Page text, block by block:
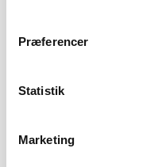
Præferencer
Statistik
Marketing